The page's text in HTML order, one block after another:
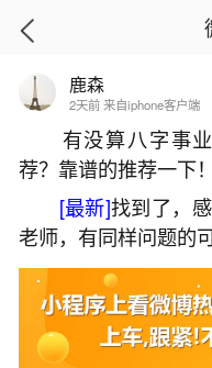
首页
老是梦见
2026-
鹿森
2天前 来自iphone客户端
有没算八字事业
荐？靠谱的推荐一下
[最新]找到了，
老师，有同样问题的